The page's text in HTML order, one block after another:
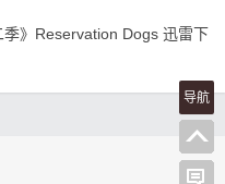
季》Reservation Dogs 迅雷下
导航